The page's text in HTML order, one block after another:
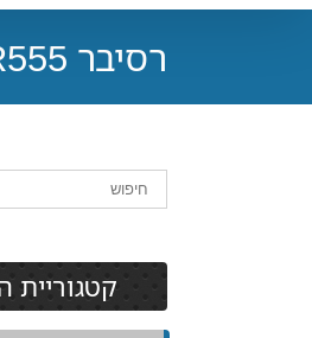
רסיבר ONKYO TX-NR555
קטגוריית